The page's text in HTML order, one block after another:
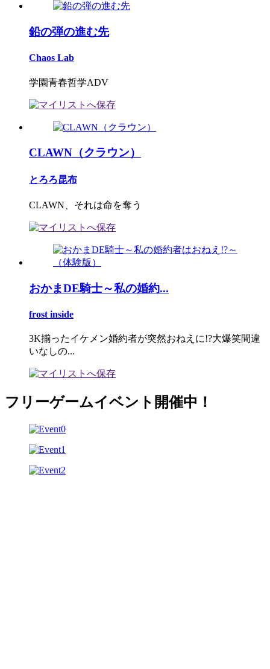
鉛の弾の進む先
Chaos Lab
学園青春哲学ADV
CLAWN（クラウン）
とろろ昆布
CLAWN、それは命を奪う
おかまDE騎士～私の婚約...
frost inside
3K揃ったイケメン婚約者が突然おねえに!?大爆笑間違
いなしの...
フリーゲームイベント開催中！